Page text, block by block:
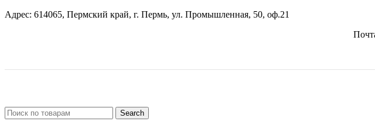
Адрес: 614065, Пермский край, г. Пермь, ул. Промышленная, 50, оф.21
Search